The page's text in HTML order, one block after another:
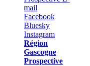
Région
Gascogne
Prospective